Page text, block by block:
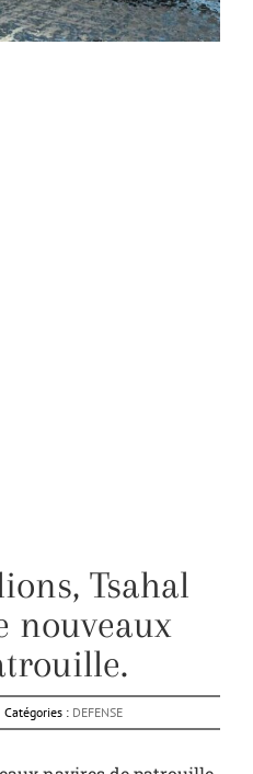
Tsahal
nouveaux
Catégories : DEFENSE